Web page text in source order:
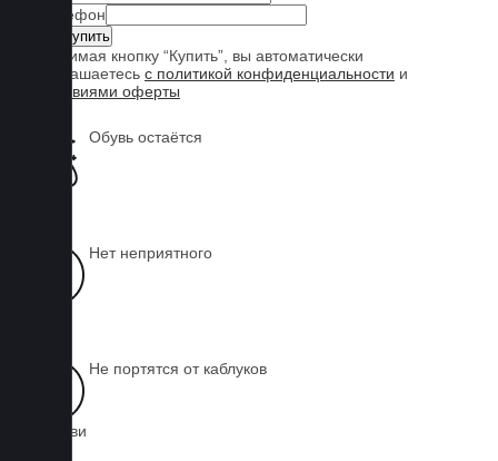
Телефон
Нажимая кнопку “Купить”, вы автоматически
соглашаетесь с политикой конфиденциальности и
условиями оферты
Обувь остаётся
Нет неприятного
Не портятся от каблуков
на обуви